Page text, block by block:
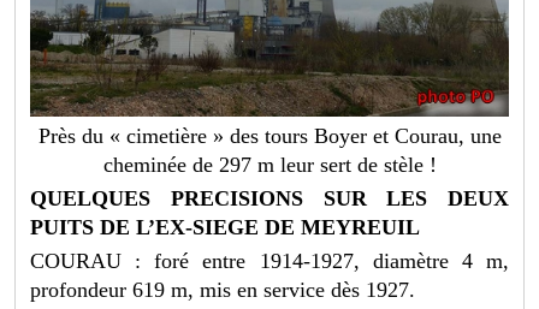
Près du « cimetière » des tours Boyer et Courau, une
cheminée de 297 m leur sert de stèle !
QUELQUES PRECISIONS SUR LES DEUX
PUITS DE L’EX-SIEGE DE MEYREUIL
COURAU : foré entre 1914-1927, diamètre 4 m,
profondeur 619 m, mis en service dès 1927.